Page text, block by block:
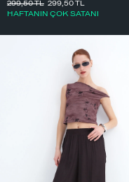
299,50TL
HAFTANIN ÇOK SATANI
299,50TL